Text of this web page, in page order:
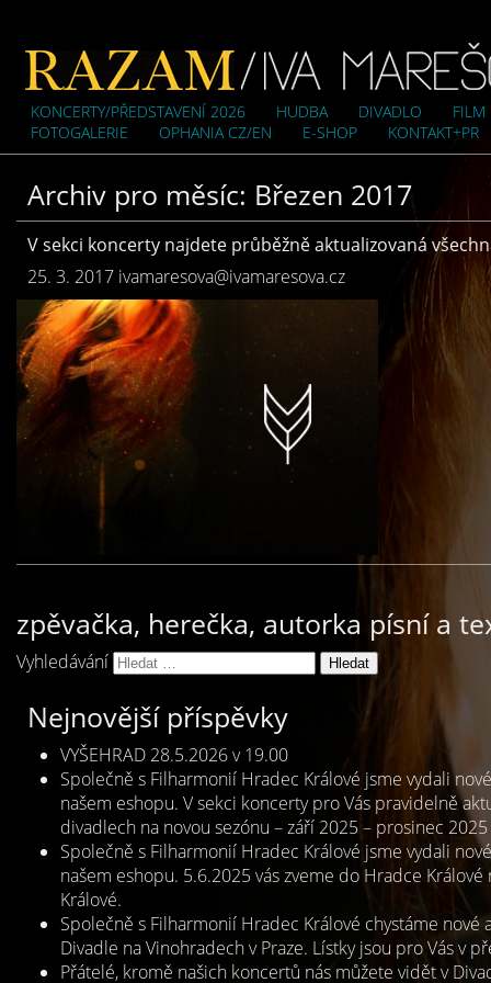
KONCERTY/PŘEDSTAVENÍ 2026 HUDBA DIVADLO
FILM
FOTOGALERIE
OPHANIA CZ/EN E-SHOP KONTAKT+PR
Archiv pro měsíc: Březen 2017
V sekci koncerty najdete průběžně aktualizovaná
25. 3. 2017 ivamaresova@ivamaresova.cz
zpěvačka, herečka, autorka písní a
Vyhledávání
Nejnovější příspěvky
VYŠEHRAD 28.5.2026 v 19.00
Společně s Filharmonií Hradec Králové jsme vydali
našem eshopu. V sekci koncerty pro Vás pravidelně
divadlech na novou sezónu – září 2025 – prosinec
Společně s Filharmonií Hradec Králové jsme vydali
našem eshopu. 5.6.2025 vás zveme do Hradce
Králové.
Společně s Filharmonií Hradec Králové chystáme nové
Divadle na Vinohradech v Praze. Lístky jsou pro Vás v
Přátelé, kromě našich koncertů nás můžete vidět v